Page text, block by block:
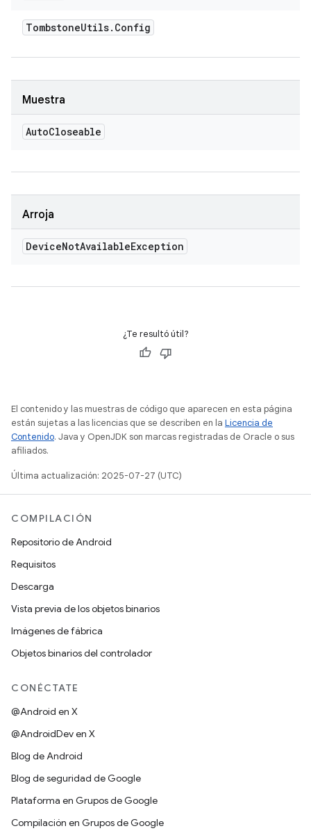
TombstoneUtils. Config
Muestra
AutoCloseable
Arroja
DeviceNotAvailableException
¿Te resultó útil?
El contenido y las muestras de código que aparecen en esta página
están sujetas a las licencias que se describen en la Licencia de
Contenido. Java y OpenJDK son marcas registradas de Oracle o sus
afiliados.
Última actualización: 2025-07-27 (UTC)
COMPILACIÓN
Repositorio de Android
Requisitos
Descarga
Vista previa de los objetos binarios
Imágenes de fábrica
Objetos binarios del controlador
CONÉCTATE
@Android en X
@AndroidDev en X
Blog de Android
Blog de seguridad de Google
Plataforma en Grupos de Google
Compilación en Grupos de Google